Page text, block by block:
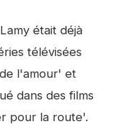
était déjà
télévisées
l'amour' et
dans des films
pour la route'.